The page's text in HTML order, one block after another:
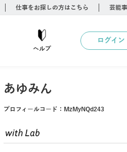
仕事をお探しの方はこちら 芸能
ヘルプ
ログイン
あゆみん
プロフィールコード： MzMyNQd243